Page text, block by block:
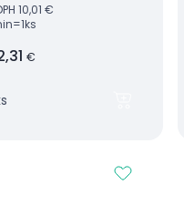
10,01 €
€